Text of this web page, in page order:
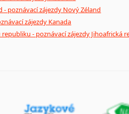
- poznávací zájezdy Nový Zéland
zájezdy Kanada
- poznávací zájezdy Jihoafrická